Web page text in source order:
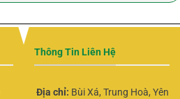
Thông Tin Liên Hệ
Địa chỉ: Bùi Xá, Trung Hoà, Yên